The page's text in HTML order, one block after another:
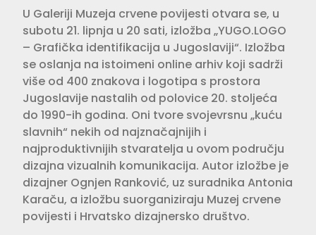
U Galeriji Muzeja crvene povijesti otvara se, u
subotu 21. lipnja u 20 sati, izložba „YUGO.LOGO
– Grafička identifikacija u Jugoslaviji“. Izložba
se oslanja na istoimeni online arhiv koji sadrži
više od 400 znakova i logotipa s prostora
Jugoslavije nastalih od polovice 20. stoljeća
do 1990-ih godina. Oni tvore svojevrsnu „kuću
slavnih“ nekih od najznačajnijih i
najproduktivnijih stvaratelja u ovom području
dizajna vizualnih komunikacija. Autor izložbe je
dizajner Ognjen Ranković, uz suradnika Antonia
Karaču, a izložbu suorganiziraju Muzej crvene
povijesti i Hrvatsko dizajnersko društvo.